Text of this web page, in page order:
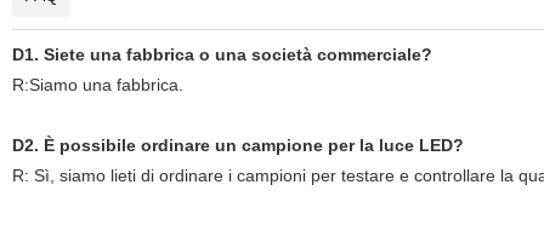
D1. Siete una fabbrica o una società commerciale?
R:Siamo una fabbrica.
D2. È possibile ordinare un campione per la luce LED?
R: Sì, siamo lieti di ordinare i campioni per testare e controllare la